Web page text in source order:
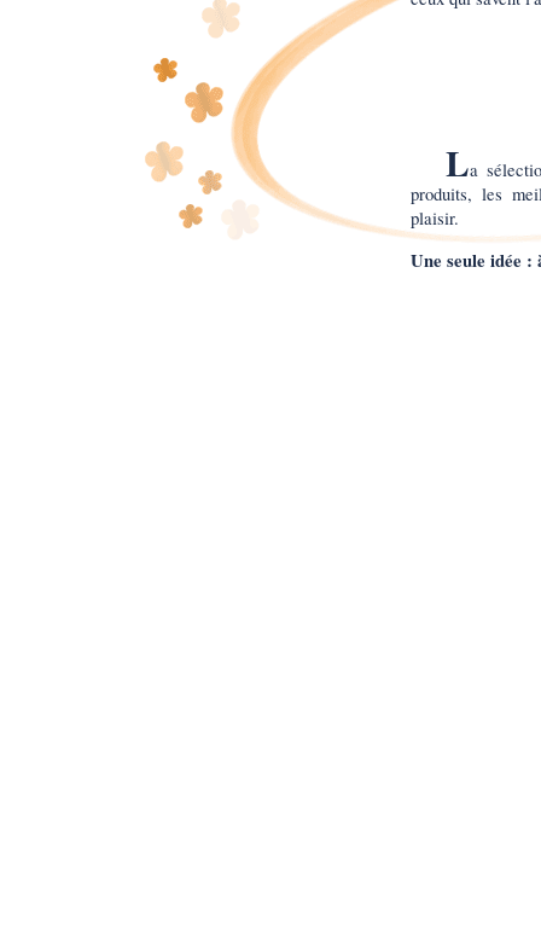
La
produits, les
plaisir.
Une seule idée